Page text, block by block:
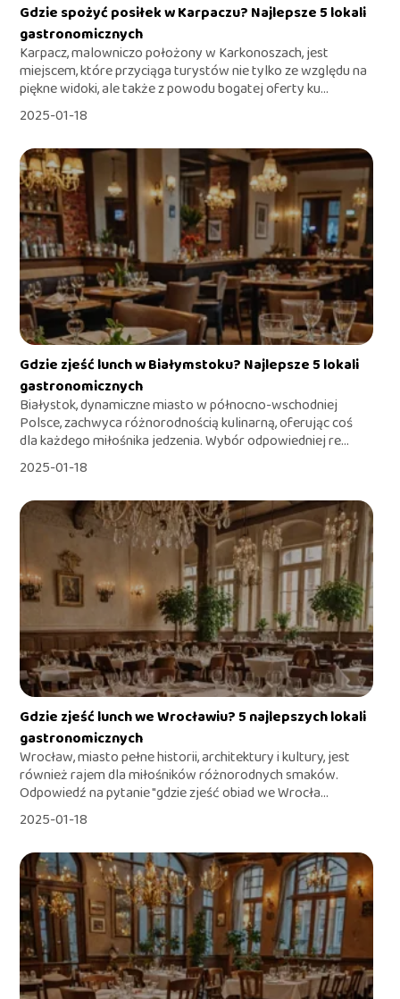
Gdzie spożyć posiłek w Karpaczu? Najlepsze 5 lokali
gastronomicznych
Karpacz, malowniczo położony w Karkonoszach, jest
miejscem, które przyciąga turystów nie tylko ze względu na
piękne widoki, ale także z powodu bogatej oferty ku...
2025-01-18
Gdzie zjeść lunch w Białymstoku? Najlepsze 5 lokali
gastronomicznych
Białystok, dynamiczne miasto w północno-wschodniej
Polsce, zachwyca różnorodnością kulinarną, oferując coś
dla każdego miłośnika jedzenia. Wybór odpowiedniej re...
2025-01-18
Gdzie zjeść lunch we Wrocławiu? 5 najlepszych lokali
gastronomicznych
Wrocław, miasto pełne historii, architektury i kultury, jest
również rajem dla miłośników różnorodnych smaków.
Odpowiedź na pytanie "gdzie zjeść obiad we Wrocła...
2025-01-18